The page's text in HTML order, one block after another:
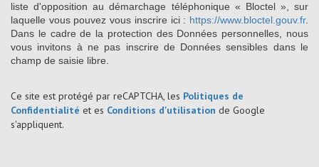
liste d'opposition au démarchage téléphonique « Bloctel », sur
laquelle vous pouvez vous inscrire ici : https://www.bloctel.gouv.fr.
Dans le cadre de la protection des Données personnelles, nous
vous invitons à ne pas inscrire de Données sensibles dans le
champ de saisie libre.
Ce site est protégé par reCAPTCHA, les Politiques de
Confidentialité et es Conditions d'utilisation de Google
s'appliquent.